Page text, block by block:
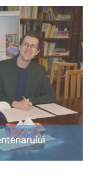
pentru